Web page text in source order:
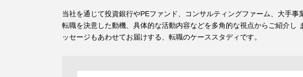
当社を通じて投資銀行やPEファンド、コンサルティングファーム、大手
転職を決意した動機、具体的な活動内容などを多角的な視点からご紹介し
ッセージもあわせてお届けする、転職のケーススタディです。